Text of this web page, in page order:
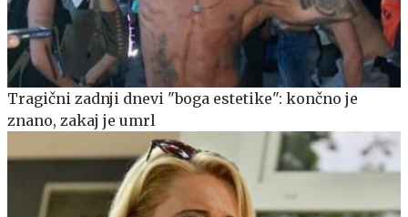
Tragični zadnji dnevi "boga estetike": končno je
znano, zakaj je umrl